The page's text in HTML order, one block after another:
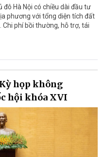
đô Hà Nội có chiều dài đầu tư
phương với tổng diện tích đất
phí bồi thường, hỗ trợ, tái
họp không
hội khóa XVI